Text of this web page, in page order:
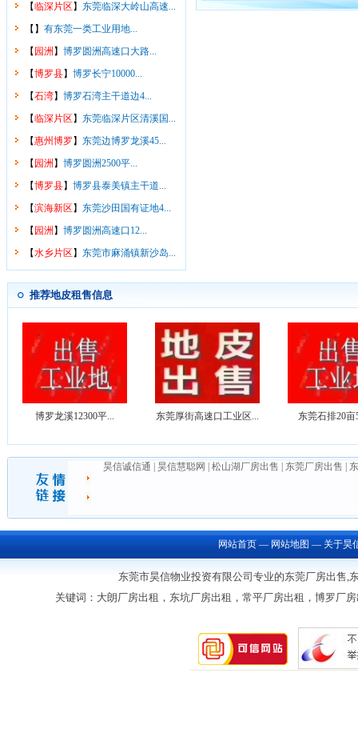
【临深片区 】 东莞临深大岭山高速...
【 】 有东莞一类工业用地...
【 园洲 】 博罗圆洲高速口大路...
【博罗县】 博罗长宁10000...
【石湾】 博罗石湾主干道边4...
【临深片区 】 东莞临深片区清溪国...
【惠州博罗 】 东莞边博罗龙溪45...
【 园洲 】 博罗圆洲2500平...
【博罗县】 博罗县泰美镇主干道...
【滨海新区 】 东莞沙田国有证地4...
【 园洲 】 博罗圆洲高速口12...
【水乡片区 】 东莞市麻涌镇新沙岛...
推荐地皮租售信息
博罗龙溪12300平... 东莞厚街高速口工业区... 东莞石排20亩
昊信诚信通 昊信慧聪网 松山湖厂房出售 东莞厂房出售
网站首页— 网站地图 — 关于昊
东莞市昊信物业投资有限公司专业的东莞厂房出售,
关键词：大朗厂房出租，东坑厂房出租，常平厂房出租，博罗厂